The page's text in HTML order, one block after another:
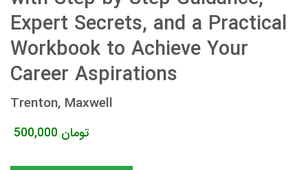
Expert Secrets, and a Practical
Workbook to Achieve Your
Career Aspirations
Trenton, Maxwell
500,000 تومان